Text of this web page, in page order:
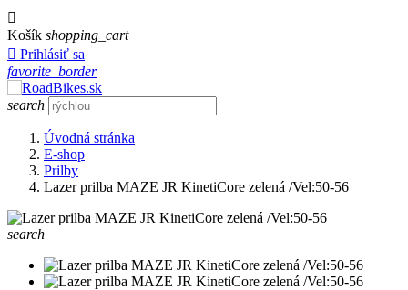

Košík shopping_cart
 Prihlásiť sa
favorite_border
search
Úvodná stránka
E-shop
Prilby
Lazer prilba MAZE JR KinetiCore zelená /Vel:50-56
search